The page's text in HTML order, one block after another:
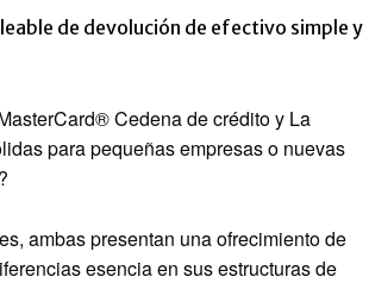
de devolución de efectivo simple y
Cedena de créditoy La
para pequeñas empresas o nuevas
ambas presentan una ofrecimiento de
esencia en sus estructuras de